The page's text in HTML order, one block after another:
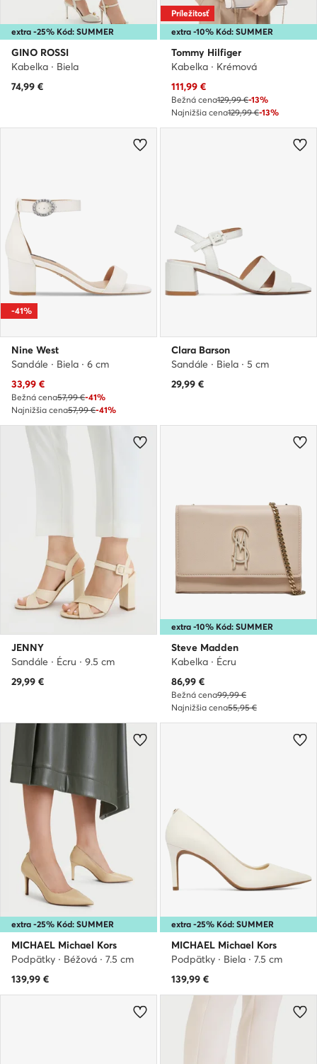
extra -25% Kód: SUMMER
GINO ROSSI
Kabelka · Biela
74,99 €
extra -10% Kód: SUMMER
Príležitosť
Tommy Hilfiger
Kabelka · Krémová
Aktuálna cena
111,99 €
Bežná cena129,99 €-13%
Najnižšia cena129,99 €-13%
-41%
Nine West
Sandále · Biela · 6 cm
Aktuálna cena
33,99 €
Bežná cena57,99 €-41%
Najnižšia cena57,99 €-41%
Clara Barson
Sandále · Biela · 5 cm
29,99 €
JENNY
Sandále · Écru · 9.5 cm
29,99 €
extra -10% Kód: SUMMER
Steve Madden
Kabelka · Écru
Aktuálna cena
86,99 €
Bežná cena99,99 €
Najnižšia cena55,95 €
extra -25% Kód: SUMMER
MICHAEL Michael Kors
Podpätky · Béžová · 7.5 cm
139,99 €
extra -25% Kód: SUMMER
MICHAEL Michael Kors
Podpätky · Biela · 7.5 cm
139,99 €